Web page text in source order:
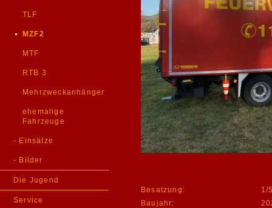
TLF
MZF2
MTF
RTB 3
Mehrzweckanhänger
ehemalige
Fahrzeuge
- Einsätze
- Bilder
Die Jugend
Service
Besatzung:
1/
Baujahr: